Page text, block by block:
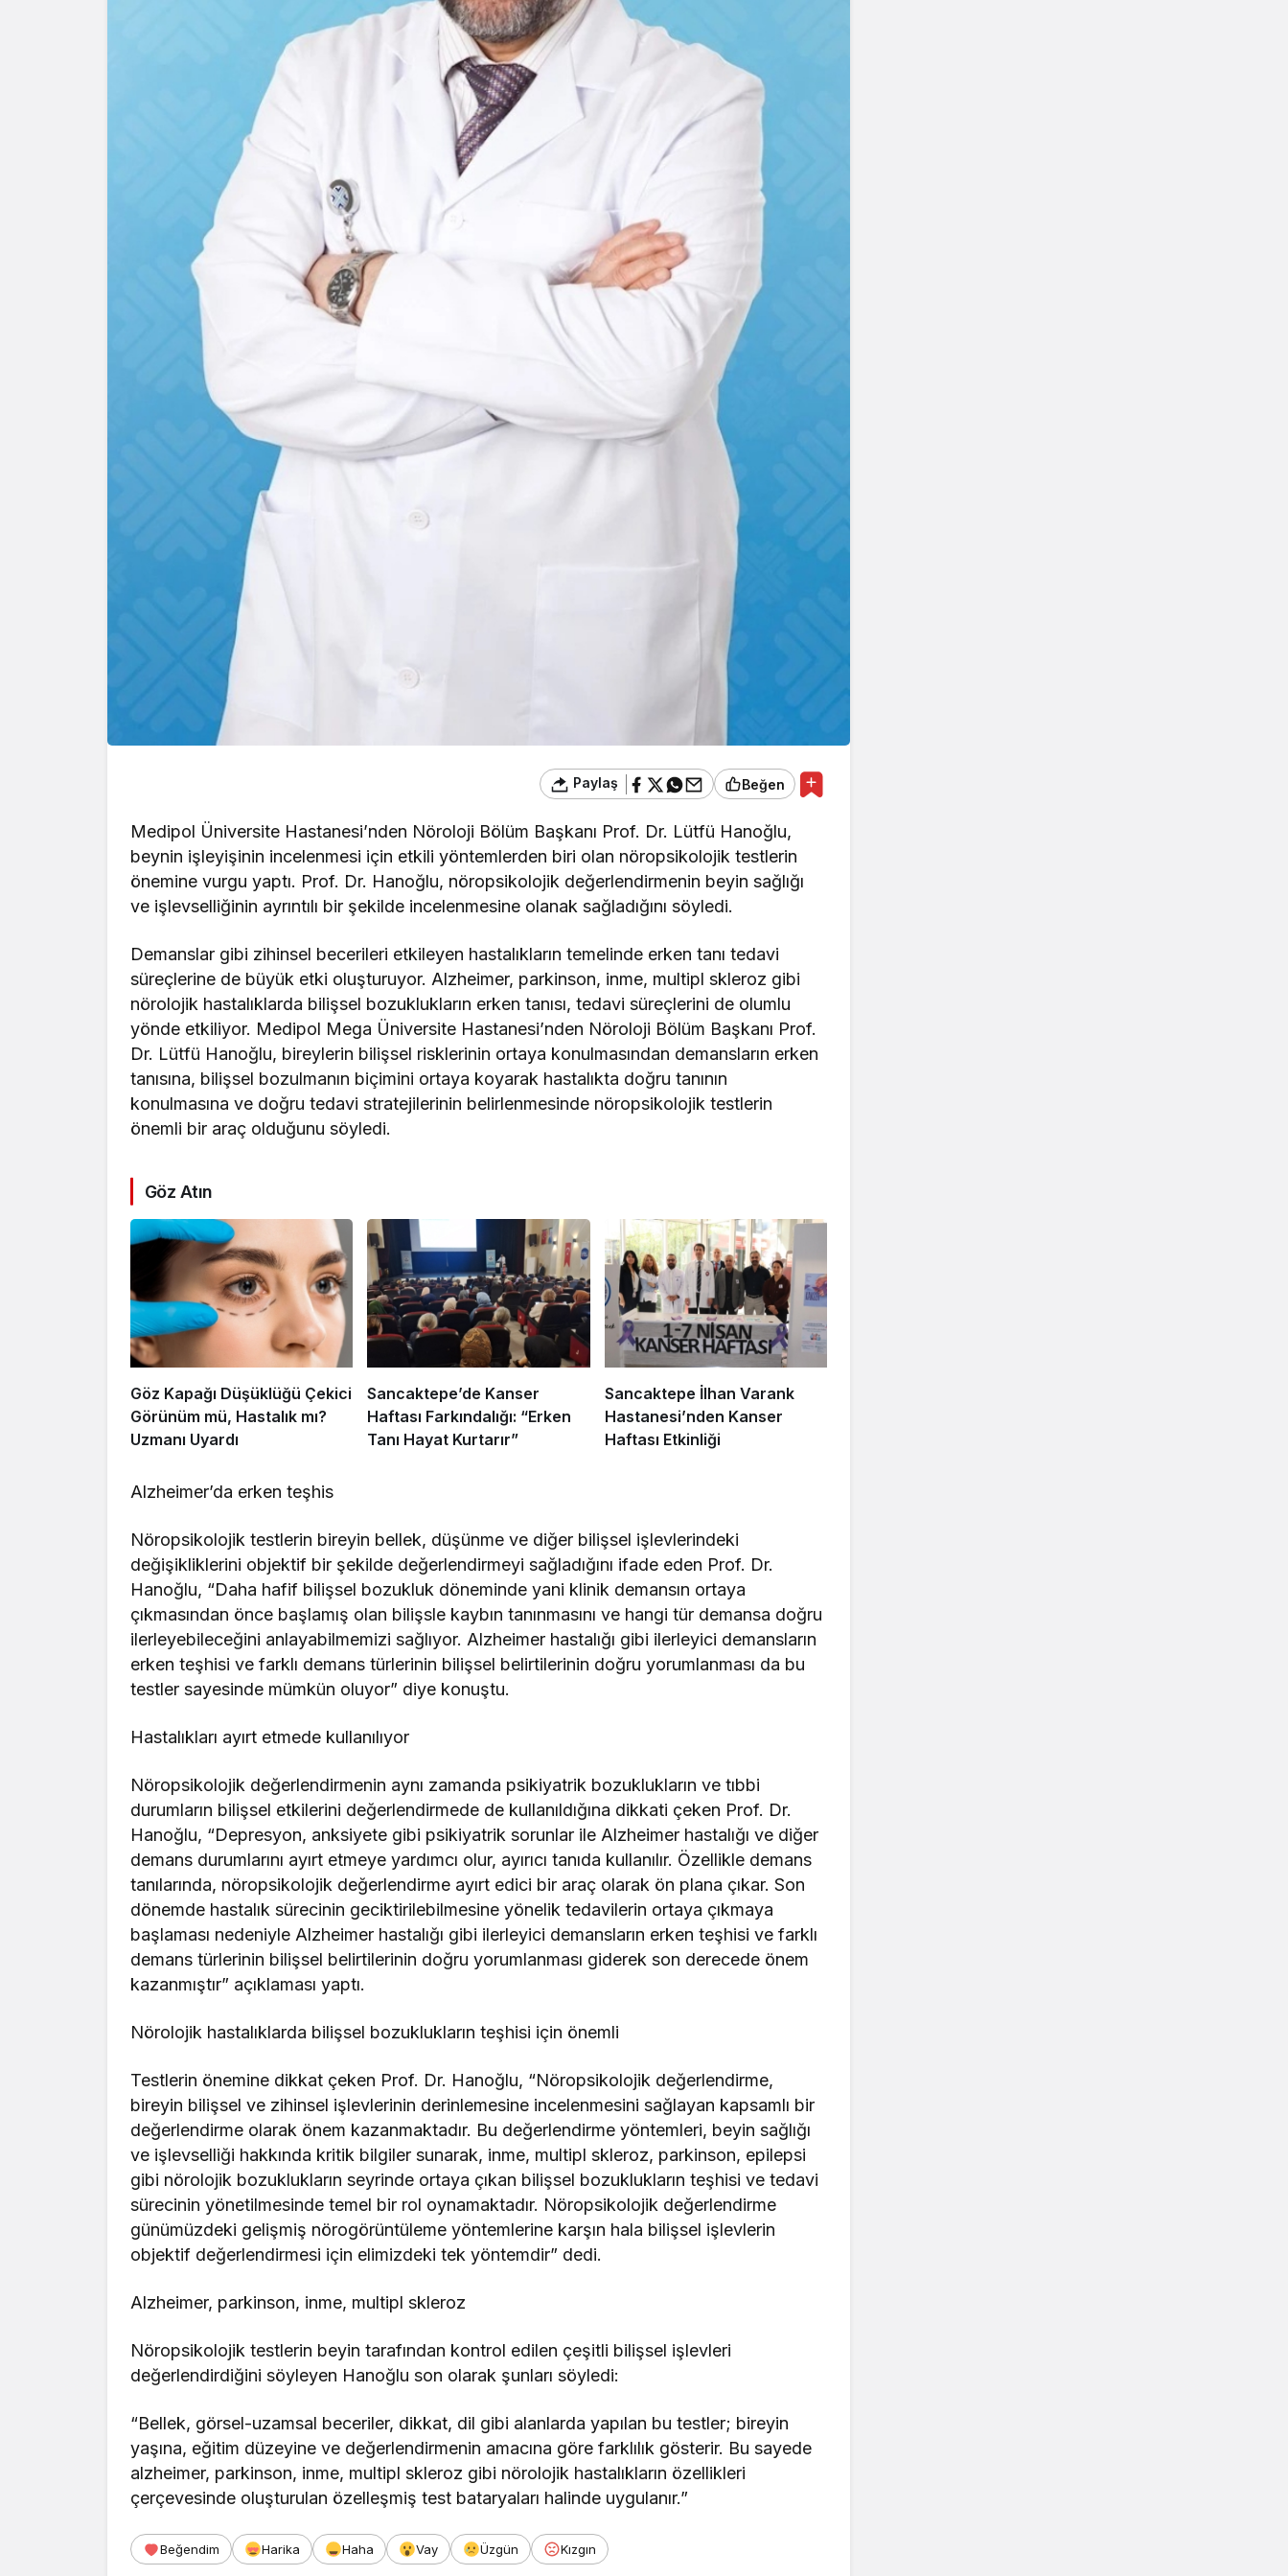
Paylaş Beğen
Medipol Üniversite Hastanesi’nden Nöroloji Bölüm Başkanı Prof. Dr. Lütfü Hanoğlu,
beynin işleyişinin incelenmesi için etkili yöntemlerden biri olan nöropsikolojik testlerin
önemine vurgu yaptı. Prof. Dr. Hanoğlu, nöropsikolojik değerlendirmenin beyin sağlığı
ve işlevselliğinin ayrıntılı bir şekilde incelenmesine olanak sağladığını söyledi.
Demanslar gibi zihinsel becerileri etkileyen hastalıkların temelinde erken tanı tedavi
süreçlerine de büyük etki oluşturuyor. Alzheimer, parkinson, inme, multipl skleroz gibi
nörolojik hastalıklarda bilişsel bozuklukların erken tanısı, tedavi süreçlerini de olumlu
yönde etkiliyor. Medipol Mega Üniversite Hastanesi’nden Nöroloji Bölüm Başkanı Prof.
Dr. Lütfü Hanoğlu, bireylerin bilişsel risklerinin ortaya konulmasından demansların erken
tanısına, bilişsel bozulmanın biçimini ortaya koyarak hastalıkta doğru tanının
konulmasına ve doğru tedavi stratejilerinin belirlenmesinde nöropsikolojik testlerin
önemli bir araç olduğunu söyledi.
Göz Atın
Göz Kapağı Düşüklüğü Çekici
Görünüm mü, Hastalık mı?
Uzmanı Uyardı
Sancaktepe’de Kanser
Haftası Farkındalığı: “Erken
Tanı Hayat Kurtarır”
Sancaktepe İlhan Varank
Hastanesi’nden Kanser
Haftası Etkinliği
Alzheimer’da erken teşhis
Nöropsikolojik testlerin bireyin bellek, düşünme ve diğer bilişsel işlevlerindeki
değişikliklerini objektif bir şekilde değerlendirmeyi sağladığını ifade eden Prof. Dr.
Hanoğlu, “Daha hafif bilişsel bozukluk döneminde yani klinik demansın ortaya
çıkmasından önce başlamış olan bilişsle kaybın tanınmasını ve hangi tür demansa doğru
ilerleyebileceğini anlayabilmemizi sağlıyor. Alzheimer hastalığı gibi ilerleyici demansların
erken teşhisi ve farklı demans türlerinin bilişsel belirtilerinin doğru yorumlanması da bu
testler sayesinde mümkün oluyor” diye konuştu.
Hastalıkları ayırt etmede kullanılıyor
Nöropsikolojik değerlendirmenin aynı zamanda psikiyatrik bozuklukların ve tıbbi
durumların bilişsel etkilerini değerlendirmede de kullanıldığına dikkati çeken Prof. Dr.
Hanoğlu, “Depresyon, anksiyete gibi psikiyatrik sorunlar ile Alzheimer hastalığı ve diğer
demans durumlarını ayırt etmeye yardımcı olur, ayırıcı tanıda kullanılır. Özellikle demans
tanılarında, nöropsikolojik değerlendirme ayırt edici bir araç olarak ön plana çıkar. Son
dönemde hastalık sürecinin geciktirilebilmesine yönelik tedavilerin ortaya çıkmaya
başlaması nedeniyle Alzheimer hastalığı gibi ilerleyici demansların erken teşhisi ve farklı
demans türlerinin bilişsel belirtilerinin doğru yorumlanması giderek son derecede önem
kazanmıştır” açıklaması yaptı.
Nörolojik hastalıklarda bilişsel bozuklukların teşhisi için önemli
Testlerin önemine dikkat çeken Prof. Dr. Hanoğlu, “Nöropsikolojik değerlendirme,
bireyin bilişsel ve zihinsel işlevlerinin derinlemesine incelenmesini sağlayan kapsamlı bir
değerlendirme olarak önem kazanmaktadır. Bu değerlendirme yöntemleri, beyin sağlığı
ve işlevselliği hakkında kritik bilgiler sunarak, inme, multipl skleroz, parkinson, epilepsi
gibi nörolojik bozuklukların seyrinde ortaya çıkan bilişsel bozuklukların teşhisi ve tedavi
sürecinin yönetilmesinde temel bir rol oynamaktadır. Nöropsikolojik değerlendirme
günümüzdeki gelişmiş nörogörüntüleme yöntemlerine karşın hala bilişsel işlevlerin
objektif değerlendirmesi için elimizdeki tek yöntemdir” dedi.
Alzheimer, parkinson, inme, multipl skleroz
Nöropsikolojik testlerin beyin tarafından kontrol edilen çeşitli bilişsel işlevleri
değerlendirdiğini söyleyen Hanoğlu son olarak şunları söyledi:
“Bellek, görsel-uzamsal beceriler, dikkat, dil gibi alanlarda yapılan bu testler; bireyin
yaşına, eğitim düzeyine ve değerlendirmenin amacına göre farklılık gösterir. Bu sayede
alzheimer, parkinson, inme, multipl skleroz gibi nörolojik hastalıkların özellikleri
çerçevesinde oluşturulan özelleşmiş test bataryaları halinde uygulanır.”
Beğendim Harika Haha Vay Üzgün Kızgın